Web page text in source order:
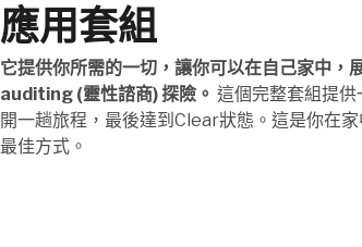
應用套組
它提供你所需的一切，讓你可以在自己家中，
auditing (靈性諮商) 探險。 這個完整套組提
開一趟旅程，最後達到Clear狀態。這是你在
最佳方式。